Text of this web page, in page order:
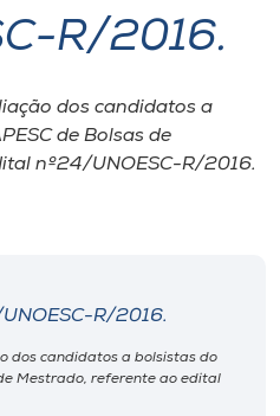
R/2016.
dos candidatos a
de Bolsas de
nº24/UNOESC-R/2016.
R/2016.
dos candidatos a bolsistas do
Mestrado, referente ao edital